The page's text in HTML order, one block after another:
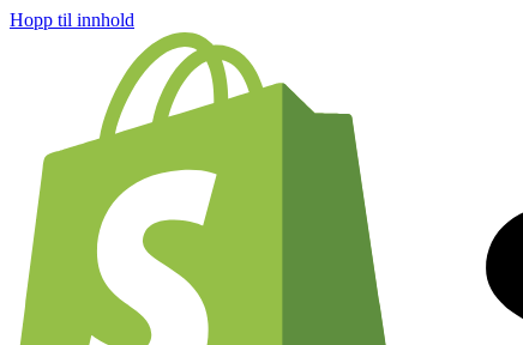
Hopp til innhold